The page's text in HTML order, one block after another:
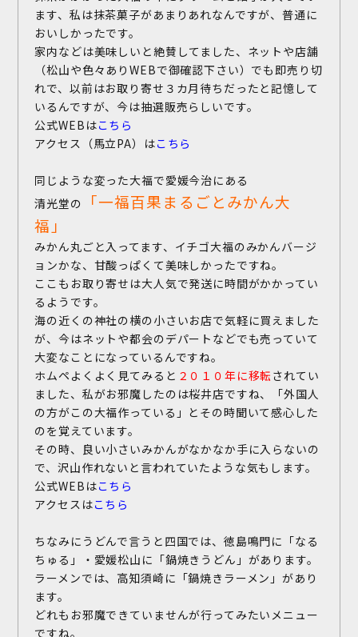
お問い合わせ
施工事例
ます、私は抹茶菓子があまりあれなんですが、普通に
おいしかったです。
家内などは美味しいと絶賛してました、ネットや店舗
（松山や色々ありWEBで御確認下さい）でも即売り切
れで、以前はお取り寄せ３カ月待ちだったと記憶して
いるんですが、今は抽選販売らしいです。
公式WEBはこちら
アクセス（馬立PA）はこちら
同じような変った大福で愛媛今治にある
清光堂の
「一福百果まるごとみかん大
福」
みかん丸ごと入ってます、イチゴ大福のみかんバージ
ョンかな、甘酸っぱくて美味しかったですね。
ここもお取り寄せは大人気で発送に時間がかかってい
るようです。
海の近くの神社の横の小さいお店で気軽に買えました
が、今はネットや都会のデパートなどでも売っていて
大変なことになっているんですね。
ホムペよくよく見てみると ２０１０年に移転 されてい
ました、私がお邪魔したのは桜井店ですね、「外国人
の方がこの大福作っている」とその時聞いて感心した
のを覚えています。
その時、良い小さいみかんがなかなか手に入らないの
で、沢山作れないと言われていたような気もします。
公式WEBはこちら
アクセスはこちら
ちなみにうどんで言うと四国では、徳島鳴門に「なる
ちゅる」・愛媛松山に「鍋焼きうどん」があります。
ラーメンでは、高知須崎に「鍋焼きラーメン」があり
ます。
どれもお邪魔できていませんが行ってみたいメニュー
ですね。